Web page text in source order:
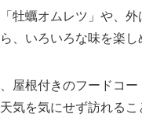
牡蠣オムレツ」や、
、いろいろな味を楽し
屋根付きのフードコ
気を気にせず訪れるこ